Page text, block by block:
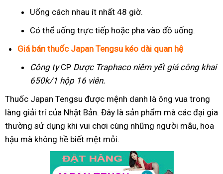
Uống cách nhau ít nhất 48 giờ.
Có thể uống trực tiếp hoặc pha vào đồ uống.
Giá bán thuốc Japan Tengsu kéo dài quan hệ
Công tyCP Dược Traphaconiêm yết giá công khai
650k/1 hộp 16 viên.
Thuốc Japan Tengsu được mệnh danh là ông vua trong
làng giải trí của Nhật Bản. Đây là sản phẩm mà các đại gia
thường sử dụng khi vui chơi cùng những người mẫu, hoa
hậu mà không hề biết mệt mỏi.